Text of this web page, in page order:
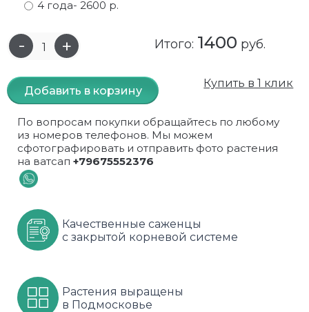
Сирень
Спирея
Шиповник декоративный красный
Юкка
Миндаль
Облепиха высокорослая
Облепиха высокорослая, раскидистая
Орех (Фундук)
Сливы
Хурма
Черешни
Крыжовник
Малина
Облепиха
От производителя
Рябина
Рябина черноплодная
Оранжевые розы
Парковые
Плетистые
разноцветные
Роза ругоза
Розы фиолетовые
4 года- 2600 р.
Итого: 1400 руб.
Добавить в корзину
Купить в 1 клик
По вопросам покупки обращайтесь по любому
из номеров телефонов. Мы можем
сфотографировать и отправить фото растения
на ватсап +79675552376
Качественные саженцы
с закрытой корневой системе
Растения выращены
в Подмосковье